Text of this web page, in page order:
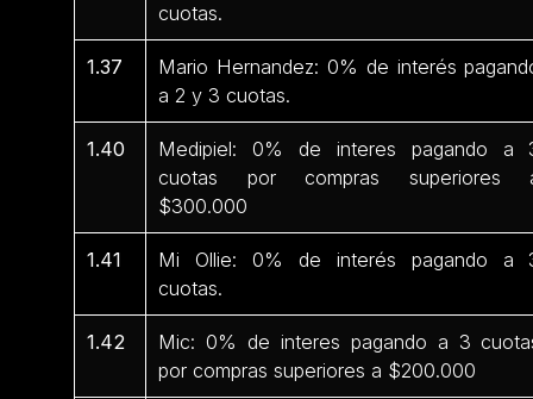
cuotas.
1.37
Mario Hernandez: 0% de interés
a 2 y 3 cuotas.
1.40
Medipiel: 0% de interes pagando a
cuotas por compras superiores
$300.000
1.41
Mi Ollie: 0% de interés pagando a
cuotas.
1.42
Mic: 0% de interes pagando a 3
por compras superiores a $200.000